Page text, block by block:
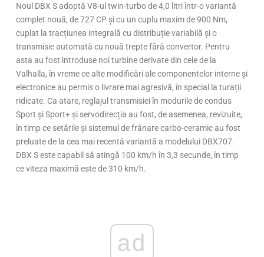
Noul DBX S adoptă V8-ul twin-turbo de 4,0 litri într-o variantă
complet nouă, de 727 CP și cu un cuplu maxim de 900 Nm,
cuplat la tracțiunea integrală cu distribuție variabilă și o
transmisie automată cu nouă trepte fără convertor. Pentru
asta au fost introduse noi turbine derivate din cele de la
Valhalla, în vreme ce alte modificări ale componentelor interne și
electronice au permis o livrare mai agresivă, în special la turații
ridicate. Ca atare, reglajul transmisiei în modurile de condus
Sport și Sport+ și servodirecția au fost, de asemenea, revizuite,
în timp ce setările și sistemul de frânare carbo-ceramic au fost
preluate de la cea mai recentă variantă a modelului DBX707.
DBX S este capabil să atingă 100 km/h în 3,3 secunde, în timp
ce viteza maximă este de 310 km/h.
ad